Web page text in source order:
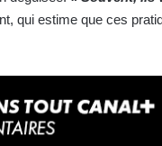
qui estime que ces